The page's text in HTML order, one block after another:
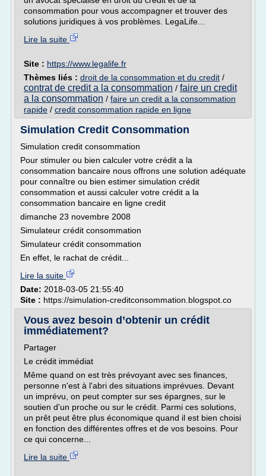
consommation pour vous accompagner et trouver des
solutions juridiques à vos problèmes. LegaLife...
Lire la suite
Site : https://www.legalife.fr
Thèmes liés : droit de la consommation et du credit /
contrat de credit a la consommation / faire un credit
a la consommation / faire un credit a la consommation
rapide / credit consommation rapide en ligne
Simulation Credit Consommation
Simulation credit consommation
Pour stimuler ou bien calculer votre crédit a la
consommation bancaire nous offrons une solution adéquate
pour connaître ou bien estimer simulation crédit
consommation et aussi calculer votre crédit a la
consommation bancaire en ligne credit
dimanche 23 novembre 2008
Simulateur crédit consommation
Simulateur crédit consommation
En effet, le rachat de crédit...
Lire la suite
Date: 2018-03-05 21:55:40
Site : https://simulation-creditconsommation.blogspot.co
Vous avez besoin d’obtenir un crédit
immédiatement?
Partager
Le crédit immédiat
Même quand on est très prévoyant avec ses finances,
personne n'est à l'abri des situations imprévues. Devant
un imprévu, on peut compter sur ses épargnes, sur le
soutien d'un proche ou sur le crédit. Parmi ces solutions,
un prêt peut être plus économique quand il est bien choisi
en fonction des différentes offres et de vos besoins. Pour
ce qui concerne...
Lire la suite